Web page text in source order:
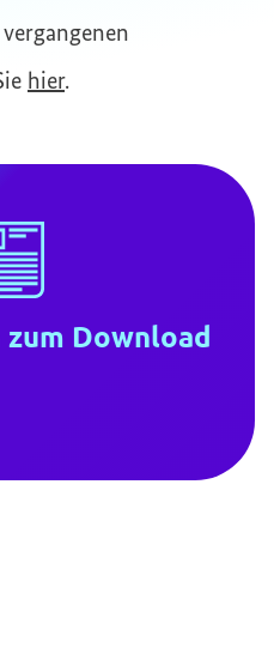
hier.
zum Download